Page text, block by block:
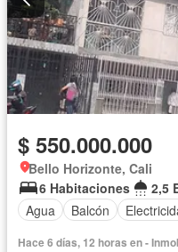
$ 550.000.000
Bello Horizonte, Cali
6 Habitaciones
2,5
Agua
Balcón
Hace 6 días, 12 horas en -